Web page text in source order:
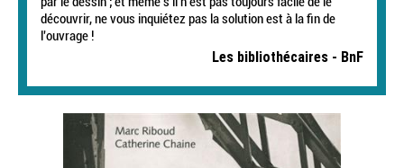
découvrir, ne vous inquiétez pas la solution est à la fin de
l'ouvrage !
Les bibliothécaires - BnF